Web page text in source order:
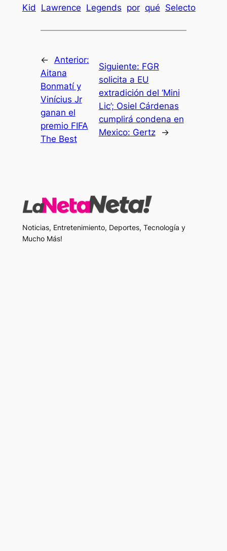
Kid
Lawrence Legends por qué Selecto
← Anterior:
Aitana
Bonmatí y
Vinícius Jr
ganan el
premio FIFA
The Best
Siguiente: FGR
solicita a EU
extradición del ‘Mini
Lic’; Osiel Cárdenas
cumplirá condena en
Mexico: Gertz
→
Noticias, Entretenimiento, Deportes, Tecnología y
Mucho Más!